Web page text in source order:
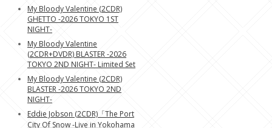
My Bloody Valentine (2CDR)
GHETTO -2026 TOKYO 1ST
NIGHT-
My Bloody Valentine
(2CDR+DVDR) BLASTER -2026
TOKYO 2ND NIGHT- Limited Set
My Bloody Valentine (2CDR)
BLASTER -2026 TOKYO 2ND
NIGHT-
Eddie Jobson (2CDR)「The Port
City Of Snow -Live in Yokohama